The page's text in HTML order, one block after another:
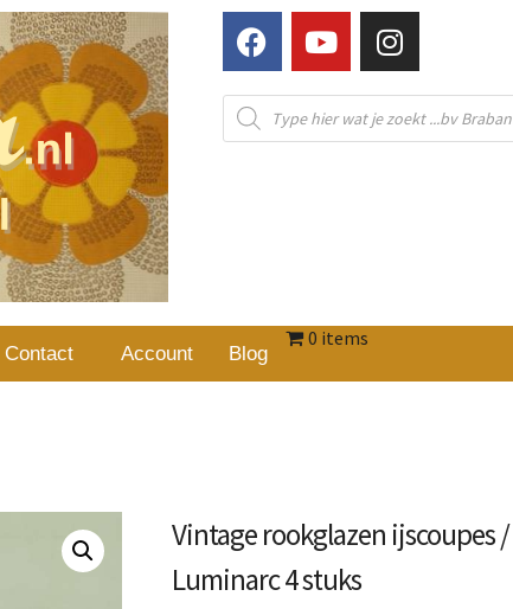
Contact Account Blog
0 items
Vintage rookglazen ijscoupes
Luminarc 4 stuks